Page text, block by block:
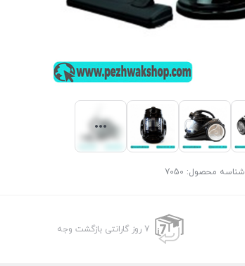
شناسه محصول: 7050
7 روز گارانتی بازگشت وجه